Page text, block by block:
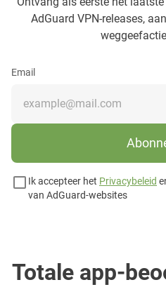
AdGuard VPN-releases,
Email
Ik accepteer het Privacybeleid
van AdGuard-websites
Totale app-